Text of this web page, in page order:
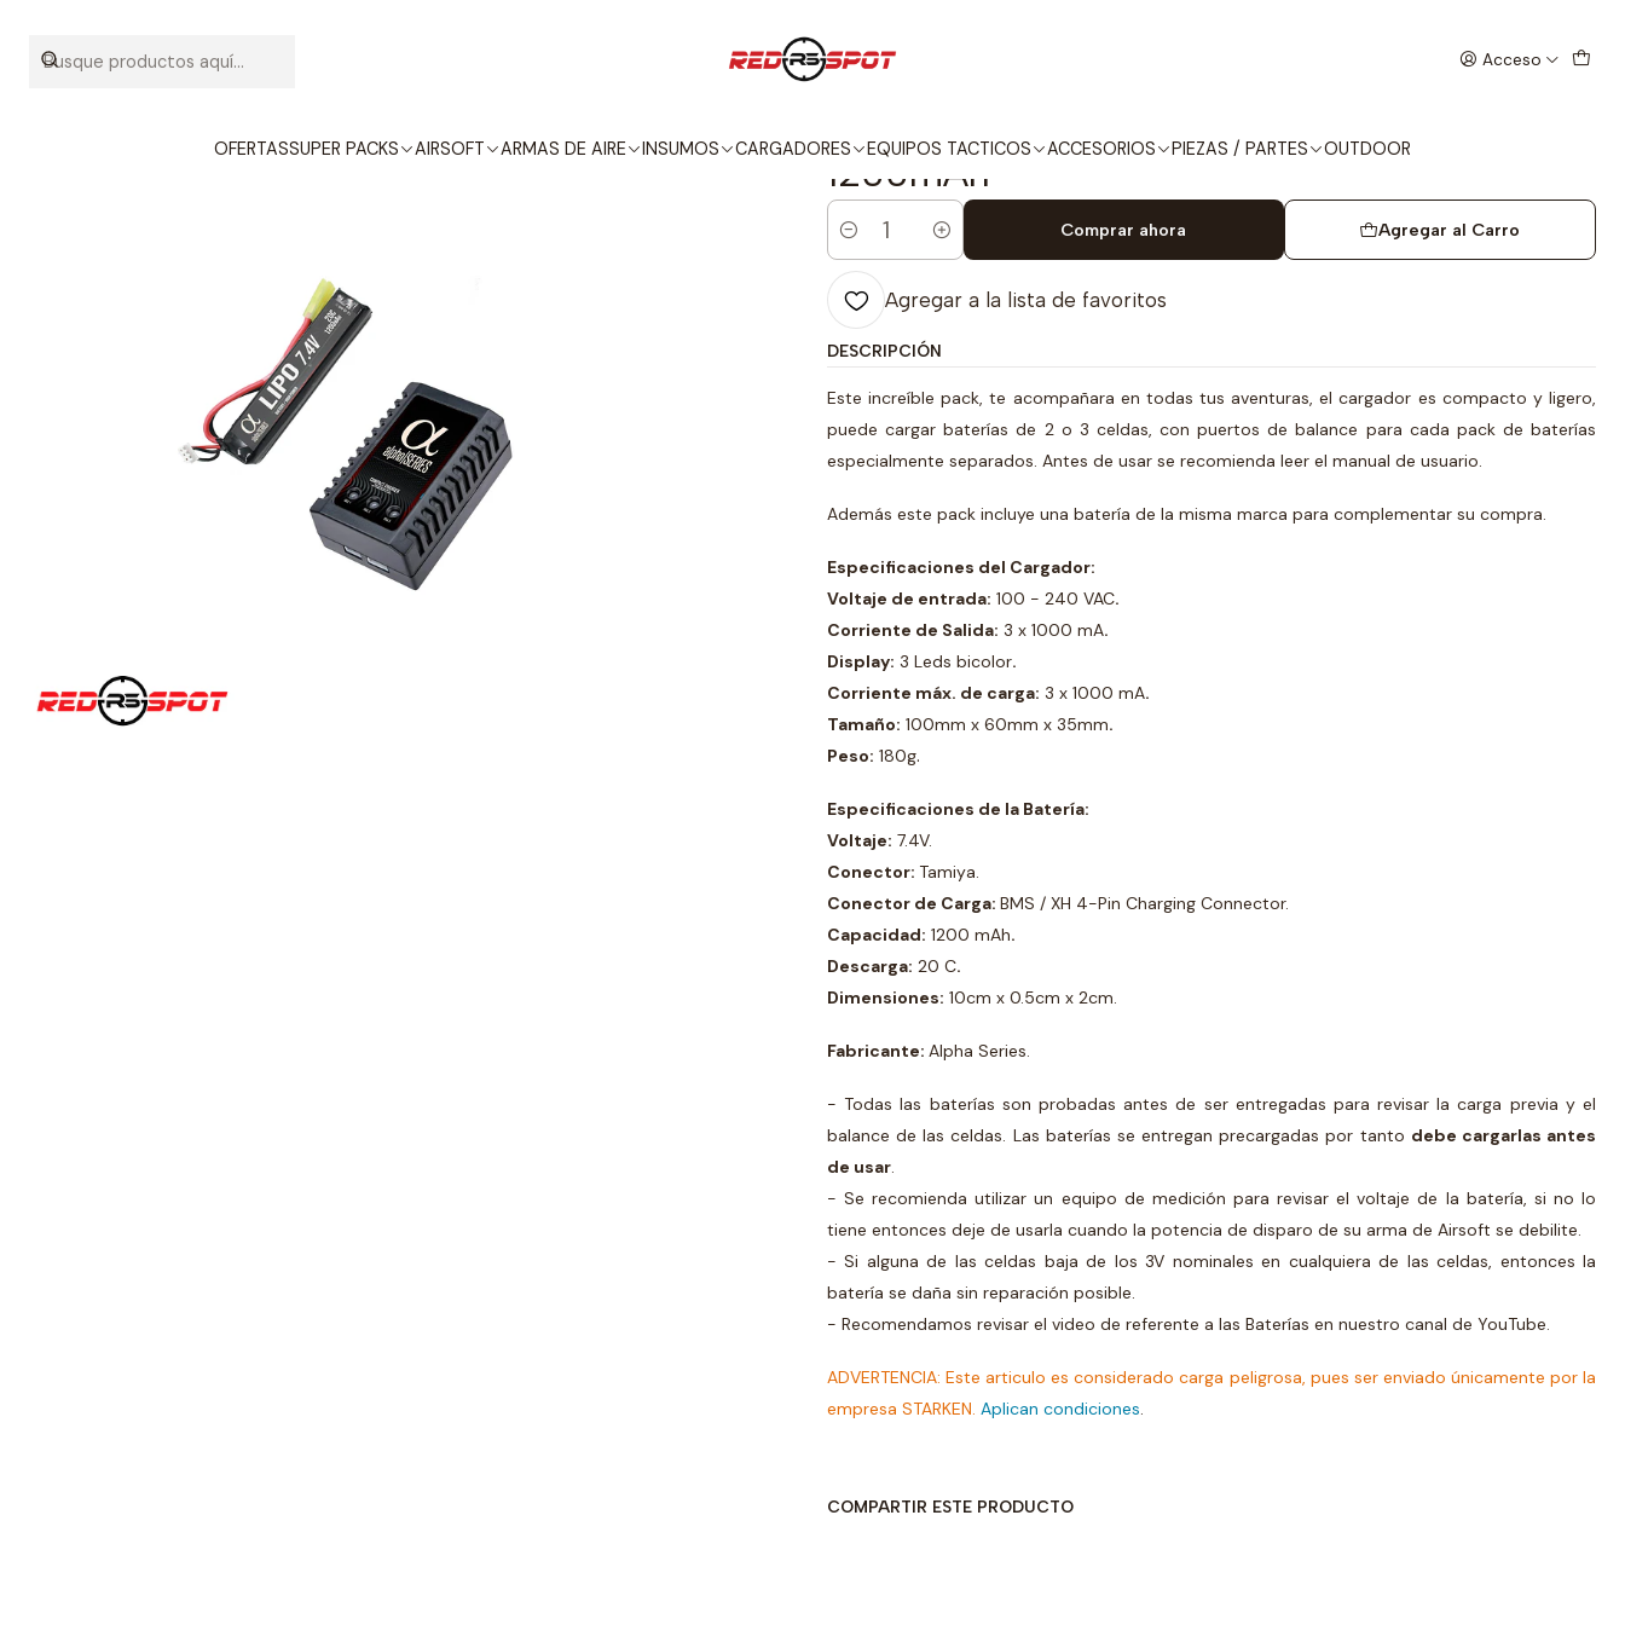
Acceso
OFERTASSUPER PACKS AIRSOFT ARMAS DE AIRE INSUMOS CARGADORES EQUIPOS TACTICOS ACCESORIOS PIEZAS / PARTES OUTDOOR
PACK CARGADOR - BATERÍA LI-PO 7.4V
1200mAh
Cantidad
Agregar al Carro
Comprar ahora
Agregar a la lista de favoritos
DESCRIPCIÓN
Este increíble pack, te acompañara en todas tus aventuras, el cargador es compacto y ligero,
puede cargar baterías de 2 o 3 celdas, con puertos de balance para cada pack de baterías
especialmente separados. Antes de usar se recomienda leer el manual de usuario.
Además este pack incluye una batería de la misma marca para complementar su compra.
Especificaciones del Cargador:
Voltaje de entrada: 100 - 240 VAC.
Corriente de Salida: 3 x 1000 mA.
Display: 3 Leds bicolor.
Corriente máx. de carga: 3 x 1000 mA.
Tamaño: 100mm x 60mm x 35mm.
Peso: 180g.
Especificaciones de la Batería:
Voltaje: 7.4V.
Conector: Tamiya.
Conector de Carga: BMS / XH 4-Pin Charging Connector.
Capacidad: 1200 mAh.
Descarga: 20 C.
Dimensiones: 10cm x 0.5cm x 2cm.
Fabricante: Alpha Series.
- Todas las baterías son probadas antes de ser entregadas para revisar la carga previa y el
balance de las celdas. Las baterías se entregan precargadas por tanto debe cargarlas antes
de usar.
- Se recomienda utilizar un equipo de medición para revisar el voltaje de la batería, si no lo
tiene entonces deje de usarla cuando la potencia de disparo de su arma de Airsoft se debilite.
- Si alguna de las celdas baja de los 3V nominales en cualquiera de las celdas, entonces la
batería se daña sin reparación posible.
- Recomendamos revisar el video de referente a las Baterías en nuestro canal de YouTube.
ADVERTENCIA: Este articulo es considerado carga peligrosa, pues ser enviado únicamente por la
empresa STARKEN. Aplican condiciones.
COMPARTIR ESTE PRODUCTO